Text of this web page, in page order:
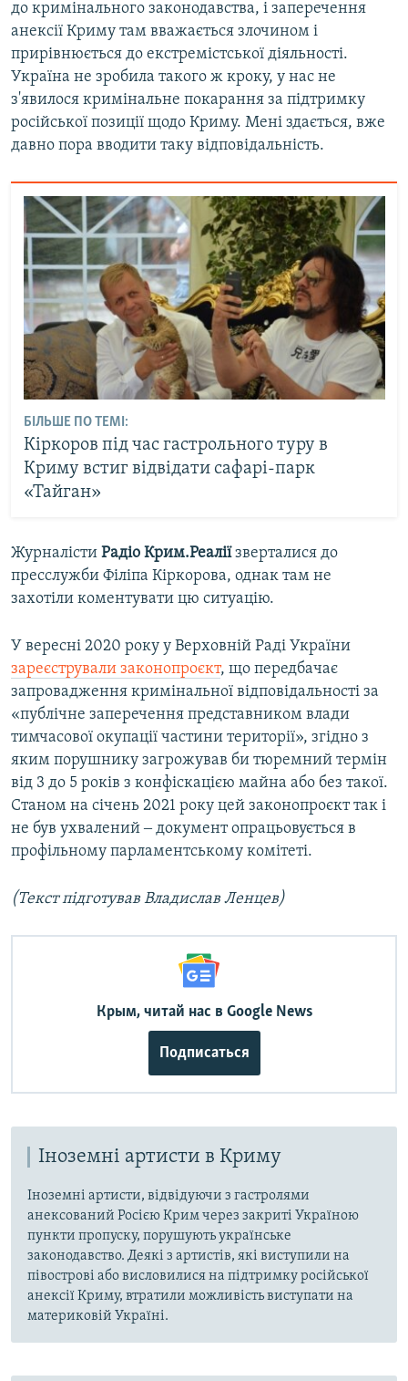
до кримінального законодавства, і заперечення
анексії Криму там вважається злочином і
прирівнюється до екстремістської діяльності.
Україна не зробила такого ж кроку, у нас не
з'явилося кримінальне покарання за підтримку
російської позиції щодо Криму. Мені здається, вже
давно пора вводити таку відповідальність.
БІЛЬШЕ ПО ТЕМІ:
Кіркоров під час гастрольного туру в
Криму встиг відвідати сафарі-парк
«Тайган»
Журналісти Радіо Крим.Реаліїзверталися до
пресслужби Філіпа Кіркорова, однак там не
захотіли коментувати цю ситуацію.
У вересні 2020 року у Верховній Раді України
зареєстрували законопроєкт, що передбачає
запровадження кримінальної відповідальності за
«публічне заперечення представником влади
тимчасової окупації частини території», згідно з
яким порушнику загрожував би тюремний термін
від 3 до 5 років з конфіскацією майна або без такої.
Станом на січень 2021 року цей законопроєкт так і
не був ухвалений ‒ документ опрацьовується в
профільному парламентському комітеті.
(Текст підготував Владислав Ленцев)
Крым, читай нас в Google News
Подписаться
Іноземні артисти в Криму
Іноземні артисти, відвідуючи з гастролями
анексований Росією Крим через закриті Україною
пункти пропуску, порушують українське
законодавство. Деякі з артистів, які виступили на
півострові або висловилися на підтримку російської
анексії Криму, втратили можливість виступати на
материковій Україні.